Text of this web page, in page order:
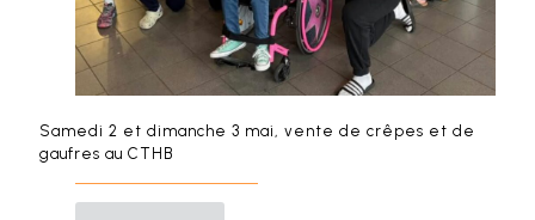
Samedi 2 et dimanche 3 mai, vente de crêpes et de
gaufres au CTHB